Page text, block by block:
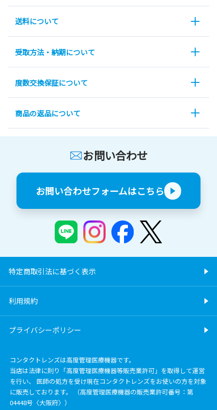
送料について
受取方法・納期について
度数交換保証について
商品の返品について
お問い合わせ
お問い合わせフォームはこちら
特定商取引法に基づく表示
利用規約
プライバシーポリシー
コンタクトレンズは高度管理医療機器です。
当店は法律に則り「高度管理医療機器等販売業許可」を取得して運営
を行い、 医師の処方を受け現在コンタクトレンズをお使いの方を対象
に販売しております。 （高度管理医療機器の販売業許可番号：第
04448号〈大阪府〉）